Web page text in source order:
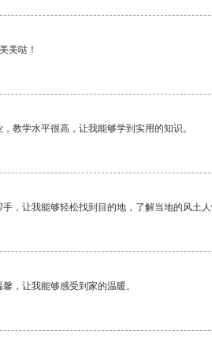
美哒！
教学水平很高，让我能够学到实用的知识。
，让我能够轻松找到目的地，了解当地的风土
，让我能够感受到家的温暖。